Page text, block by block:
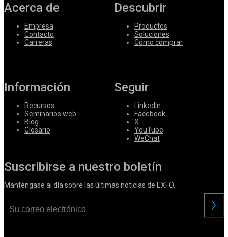
Acerca de
Empresa
Contacto
Carreras
Descubrir
Productos
Soluciones
Cómo comprar
Información
Recursos
Seminarios web
Blog
Glosario
Seguir
LinkedIn
Facebook
X
YouTube
WeChat
Suscribirse a nuestro boletín
Manténgase al día sobre las últimas noticias de EXFO.